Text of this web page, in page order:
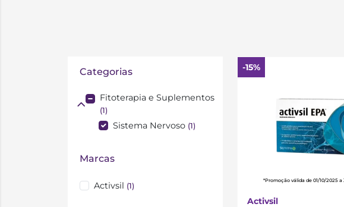
Categorias
Fitoterapia e Suplementos
(1)
Sistema Nervoso (1)
Marcas
Activsil (1)
-15%
*Promoção válida de 01/10/2025 a
Activsil